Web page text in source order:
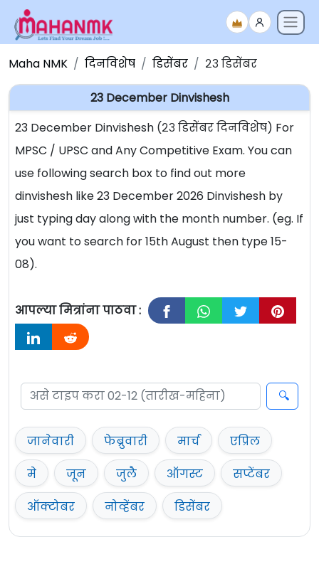
Maha NMK दिनविशेष डिसेंबर २३ डिसेंबर
23 December Dinvishesh
23 December Dinvishesh (२३ डिसेंबर दिनविशेष) For
MPSC / UPSC and Any Competitive Exam. You can
use following search box to find out more
dinvishesh like 23 December 2026 Dinvishesh by
just typing day along with the month number. (eg. If
you want to search for 15th August then type 15-
08).
आपल्या मित्रांना पाठवा :
जानेवारी फेब्रुवारी मार्च
एप्रिल
मे
जून जुलै ऑगस्ट
सप्टेंबर
ऑक्टोबर
नोव्हेंबर डिसेंबर